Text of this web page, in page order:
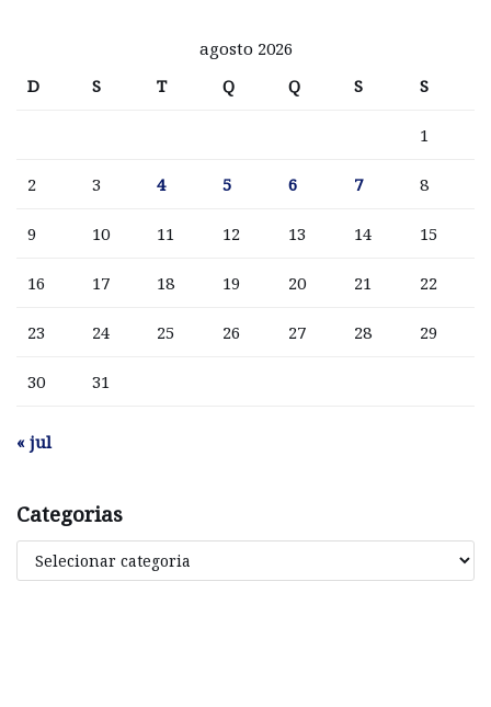
agosto 2026
D
S T Q Q S S
1
2 3 4 5 6 7 8
9 10 11 12 13 14 15
16 17 18 19 20 21 22
23 24 25 26 27 28 29
30 31
« jul
Categorias